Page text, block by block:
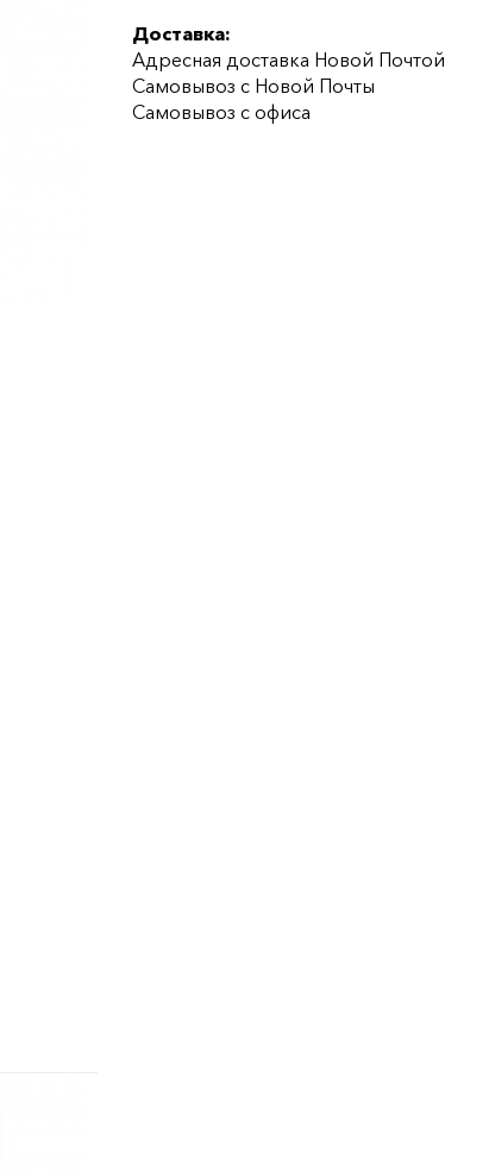
Доставка:
Адресная доставка Новой Почтой
Самовывоз с Новой Почты
Самовывоз с офиса